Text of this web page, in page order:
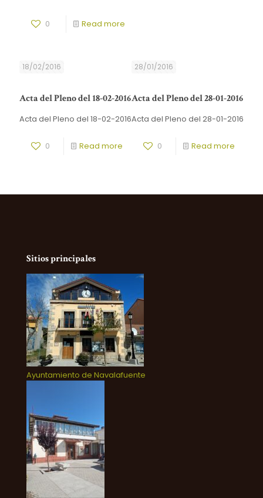
0 Read more
18/02/2016
Acta del Pleno del 18-02-2016
Acta del Pleno del 18-02-2016
0 Read more
28/01/2016
Acta del Pleno del 28-01-2016
Acta del Pleno del 28-01-2016
0 Read more
Sitios principales
Ayuntamiento de Navalafuente